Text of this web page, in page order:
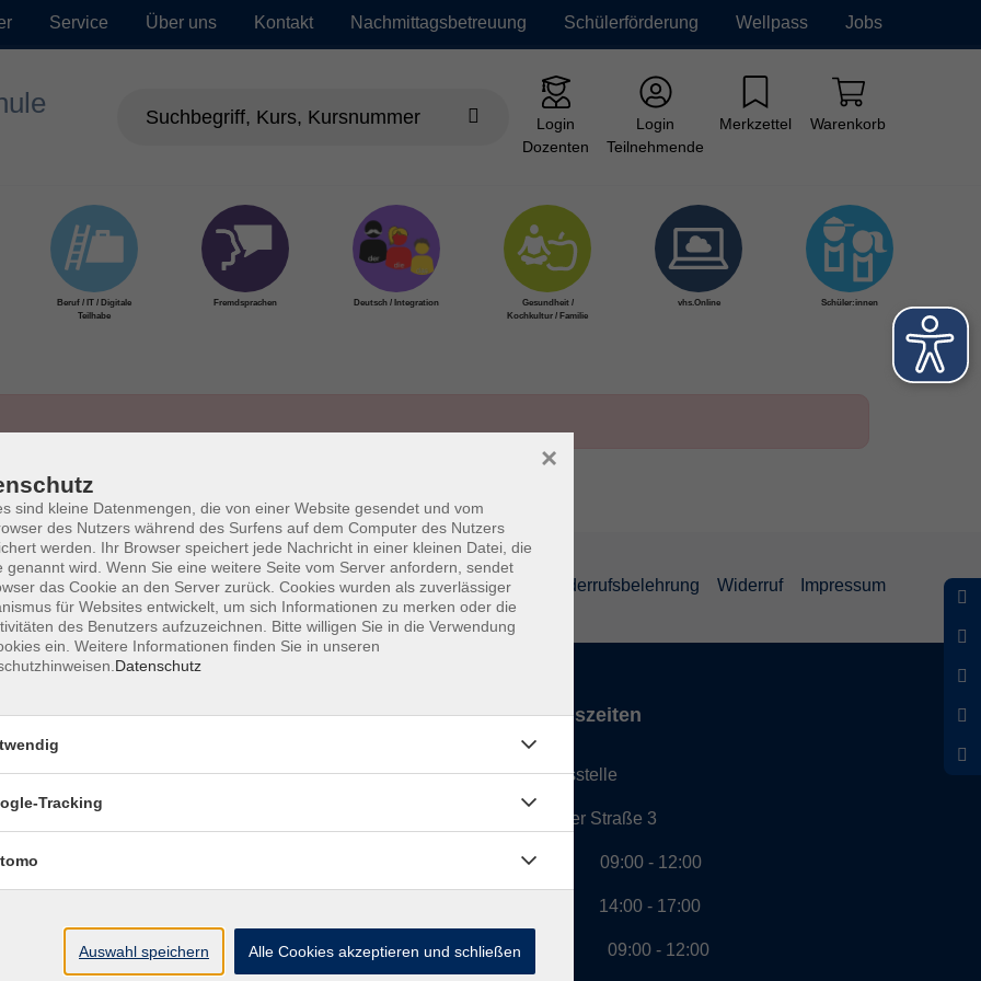
Service Über uns Kontakt Nachmittagsbetreuung Schülerförderung Wellpass Jobs
Login
Dozenten
Login
Teilnehmende
Merkzettel Warenkorb
Beruf / IT / Digitale
Teilhabe
Fremdsprachen Deutsch / Integration
Gesundheit /
Kochkultur / Familie
vhs.Online Schüler:innen
AGB Datenschutzerklärung Barrierefreiheit Widerrufsbelehrung Widerruf Impressum
Volkshochschule Haar e.V.
Geschäftsstelle im Poststadl
Münchener Straße 3
85540 Haar
Öffnungszeiten
Geschäftsstelle
Münchener Straße 3
Montag 09:00 - 12:00
14:00 - 17:00
Dienstag 09:00 - 12:00
sind kleine Datenmengen, die von einer Website gesendet und vom
des Nutzers während des Surfens auf dem Computer des Nutzers
werden. Ihr Browser speichert jede Nachricht in einer kleinen Datei, die
genannt wird. Wenn Sie eine weitere Seite vom Server anfordern, sendet
das Cookie an den Server zurück. Cookies wurden als zuverlässiger
für Websites entwickelt, um sich Informationen zu merken oder die
des Benutzers aufzuzeichnen. Bitte willigen Sie in die Verwendung
ein. Weitere Informationen finden Sie in unseren
Datenschutz
×
Tracking
Auswahl speichern Alle Cookies akzeptieren und schließen